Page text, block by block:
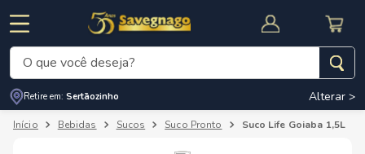
O que você deseja?
Retire em: Sertãozinho Alterar >
Bebidas Sucos Suco Pronto Suco Life Goiaba 1,5L
Termos mais buscados